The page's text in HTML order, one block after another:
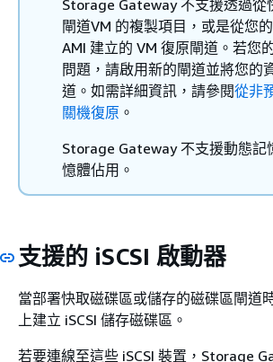
Storage Gateway 不支援透過從
閘道VM 的複製項目，或是從您
AMI 建立的 VM 復原閘道。若您
問題，請啟用新的閘道並將您的
道。如需詳細資訊，請參閱從非
關機復原 。
Storage Gateway 不支援動態記
憶體佔用。
支援的 iSCSI 啟動器
當部署快取磁碟區或儲存的磁碟區閘道
上建立 iSCSI 儲存磁碟區。
若要連線至這些 iSCSI 裝置，Storage